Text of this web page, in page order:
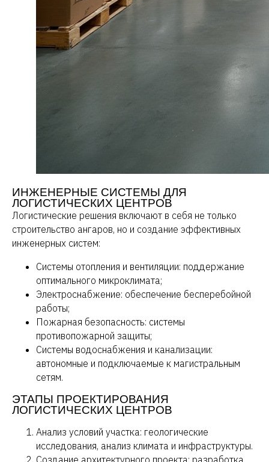
ИНЖЕНЕРНЫЕ СИСТЕМЫ ДЛЯ
ЛОГИСТИЧЕСКИХ ЦЕНТРОВ
Логистические решения включают в себя не только
строительство ангаров, но и создание эффективных
инженерных систем:
Системы отопления и вентиляции: поддержание
оптимального микроклимата;
Электроснабжение: обеспечение бесперебойной
работы;
Пожарная безопасность: системы
противопожарной защиты;
Системы водоснабжения и канализации:
автономные и подключаемые к магистральным
сетям.
ЭТАПЫ ПРОЕКТИРОВАНИЯ
ЛОГИСТИЧЕСКИХ ЦЕНТРОВ
Анализ условий участка: геологические
исследования, анализ климата и инфраструктуры.
Создание архитектурного проекта: разработка